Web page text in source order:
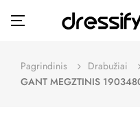
Toggle
navigation
☰
Pagrindinis Drabužiai
GANT MEGZTINIS